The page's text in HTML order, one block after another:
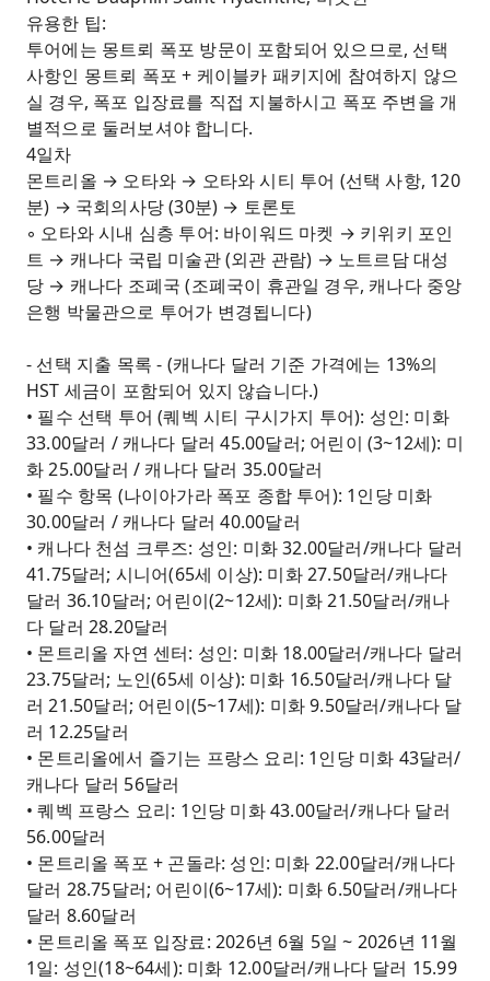
유용한 팁:
투어에는 몽트뢰 폭포 방문이 포함되어 있으므로, 선택
사항인 몽트뢰 폭포 + 케이블카 패키지에 참여하지 않으
실 경우, 폭포 입장료를 직접 지불하시고 폭포 주변을 개
별적으로 둘러보셔야 합니다.
4일차
몬트리올 → 오타와 → 오타와 시티 투어 (선택 사항, 120
분) → 국회의사당 (30분) → 토론토
◦ 오타와 시내 심층 투어: 바이워드 마켓 → 키위키 포인
트 → 캐나다 국립 미술관 (외관 관람) → 노트르담 대성
당 → 캐나다 조폐국 (조폐국이 휴관일 경우, 캐나다 중앙
은행 박물관으로 투어가 변경됩니다)
- 선택 지출 목록 - (캐나다 달러 기준 가격에는 13%의
HST 세금이 포함되어 있지 않습니다.)
• 필수 선택 투어 (퀘벡 시티 구시가지 투어): 성인: 미화
33.00달러 / 캐나다 달러 45.00달러; 어린이 (3~12세): 미
화 25.00달러 / 캐나다 달러 35.00달러
• 필수 항목 (나이아가라 폭포 종합 투어): 1인당 미화
30.00달러 / 캐나다 달러 40.00달러
• 캐나다 천섬 크루즈: 성인: 미화 32.00달러/캐나다 달러
41.75달러; 시니어(65세 이상): 미화 27.50달러/캐나다
달러 36.10달러; 어린이(2~12세): 미화 21.50달러/캐나
다 달러 28.20달러
• 몬트리올 자연 센터: 성인: 미화 18.00달러/캐나다 달러
23.75달러; 노인(65세 이상): 미화 16.50달러/캐나다 달
러 21.50달러; 어린이(5~17세): 미화 9.50달러/캐나다 달
러 12.25달러
• 몬트리올에서 즐기는 프랑스 요리: 1인당 미화 43달러/
캐나다 달러 56달러
• 퀘벡 프랑스 요리: 1인당 미화 43.00달러/캐나다 달러
56.00달러
• 몬트리올 폭포 + 곤돌라: 성인: 미화 22.00달러/캐나다
달러 28.75달러; 어린이(6~17세): 미화 6.50달러/캐나다
달러 8.60달러
• 몬트리올 폭포 입장료: 2026년 6월 5일 ~ 2026년 11월
1일: 성인(18~64세): 미화 12.00달러/캐나다 달러 15.99